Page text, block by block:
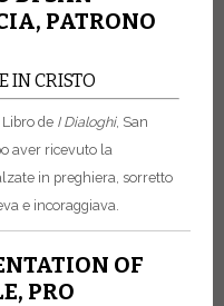
PATRONO
IN CRISTO
de I Dialoghi, San
aver ricevuto la
in preghiera, sorretto
e incoraggiava.
OF
PRO